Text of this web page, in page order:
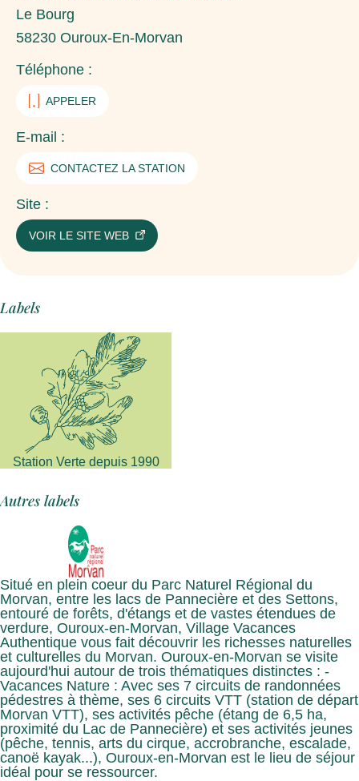
Le Bourg
58230 Ouroux-En-Morvan
Téléphone :
APPELER
E-mail :
CONTACTEZ LA STATION
Site :
VOIR LE SITE WEB
Labels
Station Verte depuis 1990
Autres labels
Situé en plein coeur du Parc Naturel Régional du
Morvan, entre les lacs de Pannecière et des Settons,
entouré de forêts, d'étangs et de vastes étendues de
verdure, Ouroux-en-Morvan, Village Vacances
Authentique vous fait découvrir les richesses naturelles
et culturelles du Morvan. Ouroux-en-Morvan se visite
aujourd'hui autour de trois thématiques distinctes : -
Vacances Nature : Avec ses 7 circuits de randonnées
pédestres à thème, ses 6 circuits VTT (station de départ
Morvan VTT), ses activités pêche (étang de 6,5 ha,
proximité du Lac de Pannecière) et ses activités jeunes
(pêche, tennis, arts du cirque, accrobranche, escalade,
canoë kayak...), Ouroux-en-Morvan est le lieu de séjour
idéal pour se ressourcer.